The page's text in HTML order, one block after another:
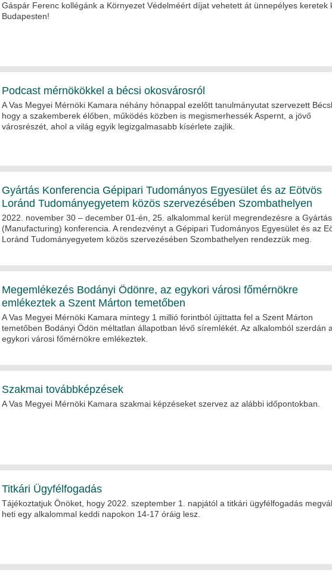
Gáspár Ferenc kollégánk a Környezet Védelméért díjat vehetett át ünnepélyes keretek
Budapesten!
Podcast mérnökökkel a bécsi okosvárosról
A Vas Megyei Mérnöki Kamara néhány hónappal ezelőtt tanulmányutat szervezett
hogy a szakemberek élőben, működés közben is megismerhessék Aspernt, a jövő
városrészét, ahol a világ egyik legizgalmasabb kísérlete zajlik.
Gyártás Konferencia Gépipari Tudományos Egyesület és az Eötvös
Loránd Tudományegyetem közös szervezésében Szombathelyen
2022. november 30 – december 01-én, 25. alkalommal kerül megrendezésre a Gyártás
(Manufacturing) konferencia. A rendezvényt a Gépipari Tudományos Egyesület és az
Loránd Tudományegyetem közös szervezésében Szombathelyen rendezzük meg.
Megemlékezés Bodányi Ödönre, az egykori városi főmérnökre
emlékeztek a Szent Márton temetőben
A Vas Megyei Mérnöki Kamara mintegy 1 millió forintból újíttatta fel a Szent Márton
temetőben Bodányi Ödön méltatlan állapotban lévő síremlékét. Az alkalomból szerdán
egykori városi főmérnökre emlékeztek.
Szakmai továbbképzések
A Vas Megyei Mérnöki Kamara szakmai képzéseket szervez az alábbi időpontokban.
Titkári Ügyfélfogadás
Tájékoztatjuk Önöket, hogy 2022. szeptember 1. napjától a titkári ügyfélfogadás
heti egy alkalommal keddi napokon 14-17 óráig lesz.